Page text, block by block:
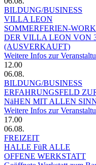
BILDUNG/BUSINESS
VILLA LEON
SOMMERFERIEN-
DER VILLA LEON VON
(AUSVERKAUFT)
Weitere Infos zur
12.00
06.08.
BILDUNG/BUSINESS
ERFAHRUNGSFELD
NäHEN MIT ALLEN
Weitere Infos zur
17.00
06.08.
FREIZEIT
HALLE FüR ALLE
OFFENE WERKSTATT